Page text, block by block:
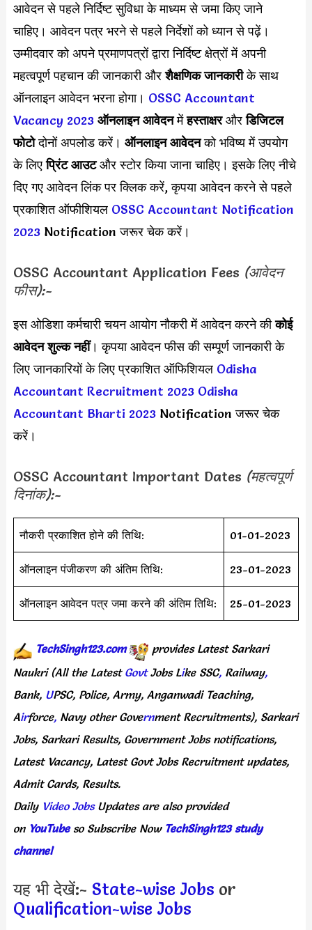
आवेदन से पहले निर्दिष्ट सुविधा के माध्यम से जमा किए जाने
चाहिए। आवेदन पत्र भरने से पहले निर्देशों को ध्यान से पढ़ें।
उम्मीदवार को अपने प्रमाणपत्रों द्वारा निर्दिष्ट क्षेत्रों में अपनी
महत्वपूर्ण पहचान की जानकारी औरशैक्षणिक जानकारीके साथ
ऑनलाइन आवेदन भरना होगा। OSSC Accountant
Vacancy 2023 ऑनलाइन आवेदनमेंहस्ताक्षरऔरडिजिटल
फोटोदोनों अपलोड करें। ऑनलाइन आवेदनको भविष्य में उपयोग
के लिएप्रिंट आउटऔर स्टोर किया जाना चाहिए। इसके लिए नीचे
दिए गए आवेदन लिंक पर क्लिक करें, कृपया आवेदन करने से पहले
प्रकाशित ऑफीशियल OSSC Accountant Notification
2023Notification जरूर चेक करें।
OSSC Accountant Application Fees (आवेदन
फीस):-
इस ओडिशा कर्मचारी चयन आयोग नौकरी में आवेदन करने कीकोई
आवेदन शुल्क नहीं। कृपया आवेदन फीस की सम्पूर्ण जानकारी के
लिए जानकारियों के लिए प्रकाशित ऑफिशियल Odisha
Accountant Recruitment 2023 Odisha
Accountant Bharti 2023Notification जरूर चेक
करें।
OSSC Accountant Important Dates (महत्वपूर्ण
दिनांक):-
नौकरी प्रकाशित होने की तिथि: 01-01-2023
ऑनलाइन पंजीकरण की अंतिम तिथि: 23-01-2023
ऑनलाइन आवेदन पत्र जमा करने की अंतिम तिथि: 25-01-2023
TechSingh123.com provides Latest Sarkari
Naukri (All the Latest Govt Jobs Like SSC, Railway,
Bank, UPSC, Police, Army, Anganwadi Teaching,
Airforce, Navy other Government Recruitments), Sarkari
Jobs, Sarkari Results, Government Jobs notifications,
Latest Vacancy, Latest Govt Jobs Recruitment updates,
Admit Cards, Results.
Daily Video JobsUpdates are also provided
on YouTubeso Subscribe Now TechSingh123 study
channel
यह भी देखें:- State-wise Jobs or
Qualification-wise Jobs